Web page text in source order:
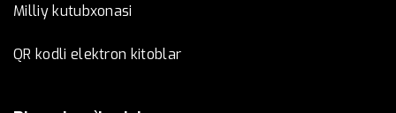
Milliy kutubxonasi
QR kodli elektron kitoblar